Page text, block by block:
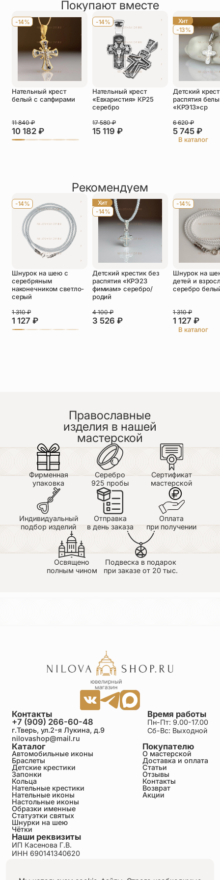
природные вкрапления. И сами камни не одинаковые по
тону, хотя мы и старались подобрать максимально
близко.
Оставить отзыв
Телефон
Отзыв*
Прикрепить фото
Оставить отзыв
Подтверждаю свое согласие с
политикой конфиденциальностии даю
согласие на обработку персональных
данных
Александр
26.06.2026
Покупают вместе
-14%
Нательный крест
белый с сапфирами
10 182 ₽
11 840₽
-14%
Нательный крест
«Евхаристия» КР25
серебро
15 119 ₽
17 580₽
Хит
-13%
Детский
распятия
«КРЭ13»ср
5 745 ₽
6 620₽
В каталог
Рекомендуем
-14%
Шнурок на шею с
серебряным
наконечником светло-
серый
1 127 ₽
1 310₽
Хит
-14%
Детский крестик без
распятия «КРЭ23
фимиам» серебро/
родий
3 526 ₽
4 100₽
-14%
Шнурок на
детей и
серебро
1 127 ₽
1 310₽
В каталог
Православные
изделия в нашей
мастерской
Фирменная
упаковка
Серебро
925 пробы
Сертификат
мастерской
Индивидуальный
подбор изделий
Отправка
в день заказа
Оплата
при получении
Освящено
полным чином
Подвеска в подарок
при заказе от 20 тыс.
Каталог
Автомобильные иконы
Браслеты
Детские крестики
Запонки
Кольца
Нательные крестики
Нательные иконы
Настольные иконы
Образки именные
Статуэтки святых
Шнурки на шею
Чётки
Покупателю
О мастерской
Доставка и оплата
Статьи
Отзывы
Контакты
Возврат
Акции
Время работы
Пн-Пт: 9.00-17.00
Сб-Вс: Выходной
Контакты
+7 (909) 266-60-48
г.Тверь, ул.2-я Лукина, д.9
nilovashop@mail.ru
Наши реквизиты
ИП Касенова Г.В.
ИНН 690141340620
Пользовательское соглашение